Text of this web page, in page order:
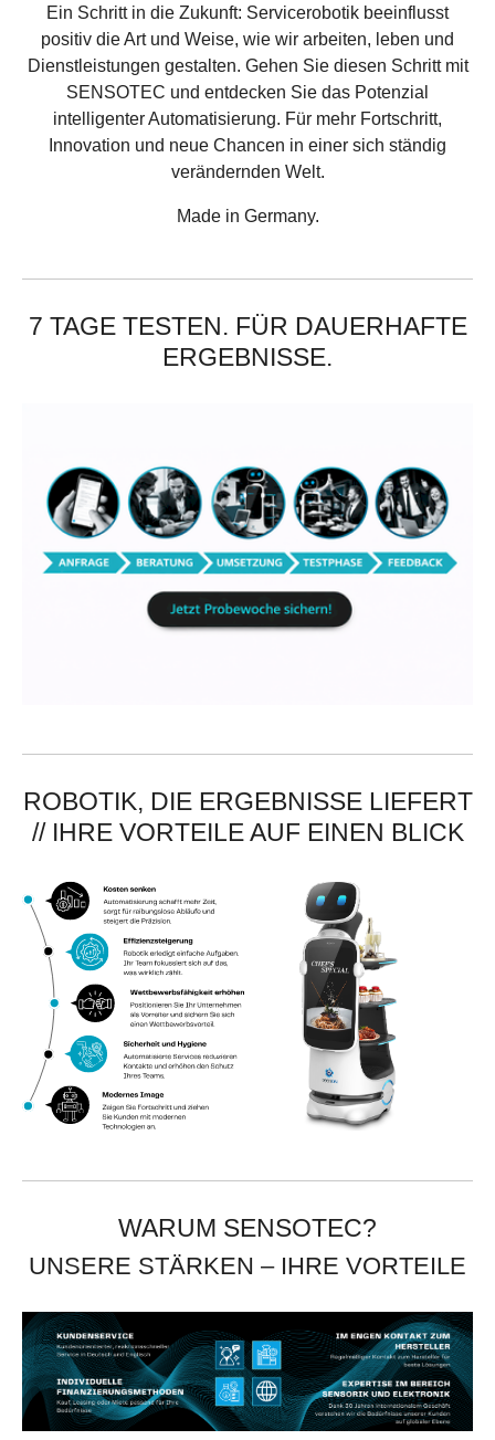
Ein Schritt in die Zukunft: Servicerobotik beeinflusst
positiv die Art und Weise, wie wir arbeiten, leben und
Dienstleistungen gestalten. Gehen Sie diesen Schritt mit
SENSOTEC und entdecken Sie das Potenzial
intelligenter Automatisierung. Für mehr Fortschritt,
Innovation und neue Chancen in einer sich ständig
verändernden Welt.
Made in Germany.
7 TAGE TESTEN. FÜR DAUERHAFTE
ERGEBNISSE.
ROBOTIK, DIE ERGEBNISSE LIEFERT
// IHRE VORTEILE AUF EINEN BLICK
WARUM SENSOTEC?
UNSERE STÄRKEN – IHRE VORTEILE